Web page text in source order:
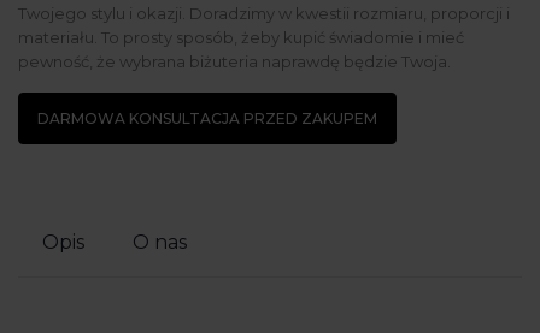
Twojego stylu i okazji. Doradzimy w kwestii rozmiaru, proporcji i
materiału. To prosty sposób, żeby kupić świadomie i mieć
pewność, że wybrana biżuteria naprawdę będzie Twoja.
DARMOWA KONSULTACJA PRZED ZAKUPEM
Opis O nas